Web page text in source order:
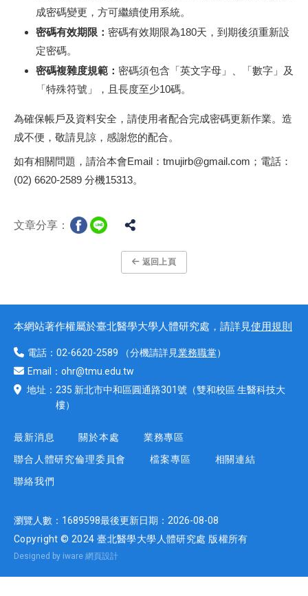
成密碼變更，方可繼續使用系統。
密碼有效期限： 密碼有效期限為180天，到期後須重新設
定密碼。
密碼複雜度規範： 密碼須包含「英文字母」、「數字」及
「特殊符號」，且長度至少10碼。
為確保帳戶及資料安全，請使用者配合完成密碼更新作業。造
成不便，敬請見諒，感謝您的配合。
如有相關問題，請洽本會Email：tmujirb@gmail.com；電話：
(02) 6620-2589 分機15313。
文章分享：
返回上頁
本網站著作權屬於臺北醫學大學人體研究處，請詳見使用規則
電話： 02-6620-2589 （分機請詳見業務職掌）
Email： ohr@tmu.edu.tw
地址： 235 新北市中和區圓通路301號 （雙和校區 生醫科技大
樓）
最新消息 關於本處
業務專區
聯合人體研究倫理委員會
檔案專區
相關連結
聯絡我們
瀏覽人數： 1689598最後更新日期： 2026-08-08
Copyright © 2024 臺北醫學大學人體研究處 版權所有
Designed by iware 網頁設計